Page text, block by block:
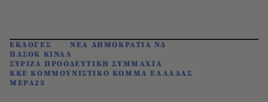
ΕΚΛΟΓΕΣ
ΝΕΑ ΔΗΜΟΚΡΑΤΙΑ ΝΔ
ΠΑΣΟΚ ΚΙΝΑΛ
ΣΥΡΙΖΑ ΠΡΟΟΔΕΥΤΙΚΗ ΣΥΜΜΑΧΙΑ
ΚΚΕ ΚΟΜΜΟΥΝΙΣΤΙΚΟ ΚΟΜΜΑ ΕΛΛΑΔΑΣ
ΜΕΡΑ25